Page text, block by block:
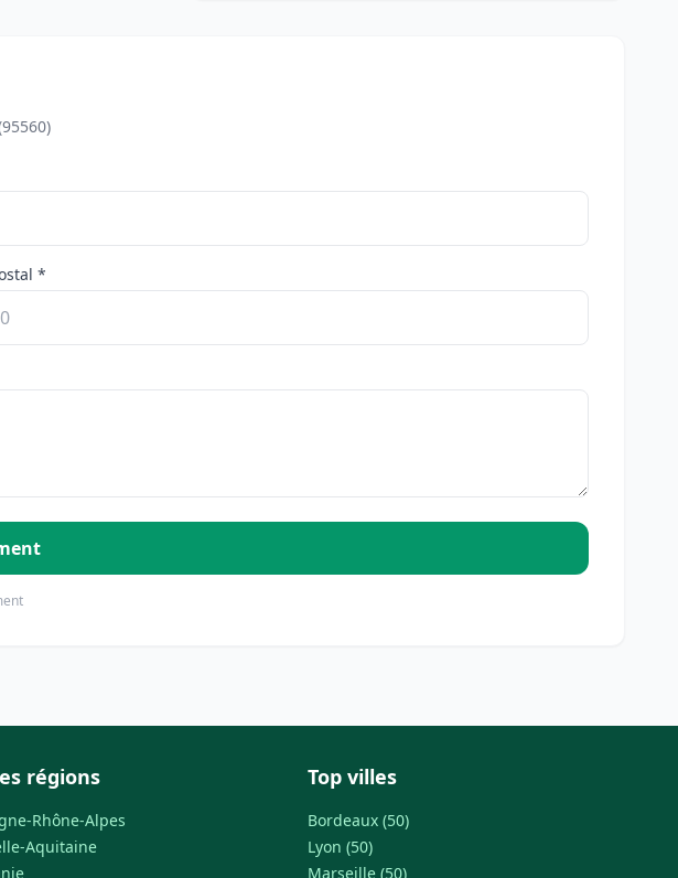
*
régions
Rhône-Alpes
Aquitaine
Top villes
Bordeaux (50)
Lyon (50)
Marseille (50)